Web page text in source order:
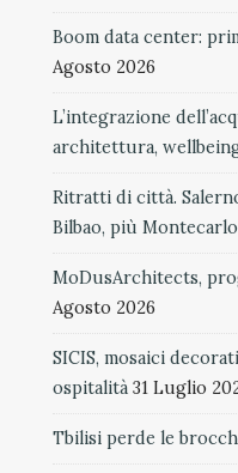
Boom data center:
Agosto 2026
L’integrazione
architettura,
Ritratti di città.
Bilbao, più Montecarlo
MoDusArchitects,
Agosto 2026
SICIS, mosaici
ospitalità 31 Luglio
Tbilisi perde le